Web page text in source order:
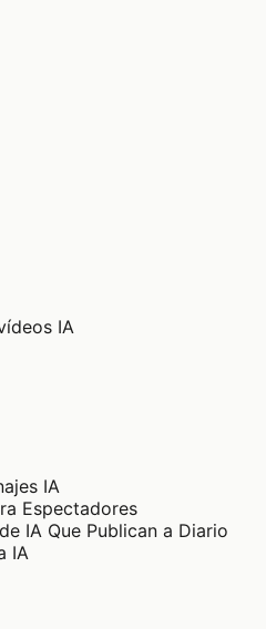
IA
IA
Espectadores
IA Que Publican a Diario
IA